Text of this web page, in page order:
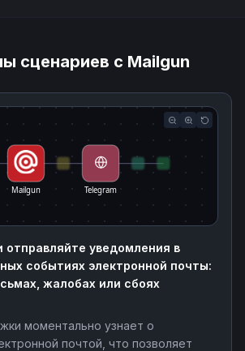
сценариев с Mailgun
Mailgun Telegram
отправляйте уведомления в
событиях электронной почты:
жалобах или сбоях
моментально узнает о
почтой, что позволяет